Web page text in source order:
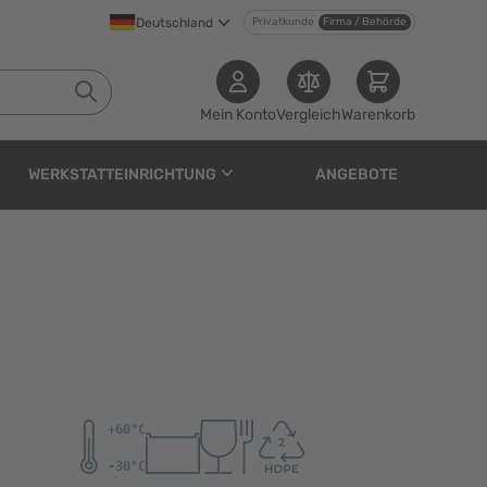
Deutschland Privatkunde Firma / Behörde
Mein KontoVergleichWarenkorb
WERKSTATTEINRICHTUNG ANGEBOTE